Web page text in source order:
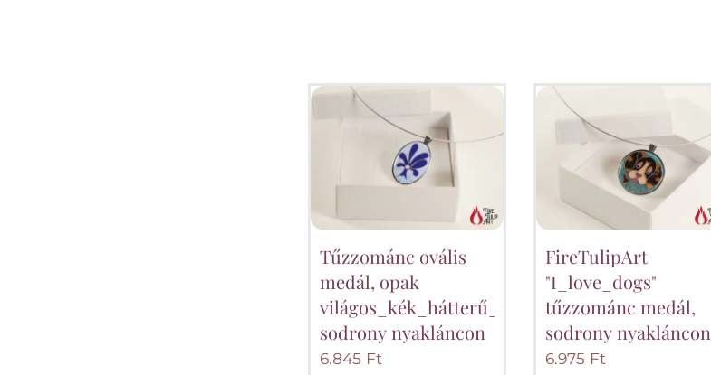
Tűzzománc ovális
medál, opak
világos_kék_hátterű_királykék_virág,
sodrony nyakláncon
6.845 Ft
FireTulipArt
"I_love_dogs"
tűzzománc medál,
sodrony nyakláncon
6.975 Ft